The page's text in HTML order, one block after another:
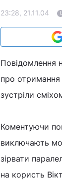
23:28, 21.11.04
Повідомлення
про отримання
зустріли
Коментуючи
виключають
зірвати
на користь